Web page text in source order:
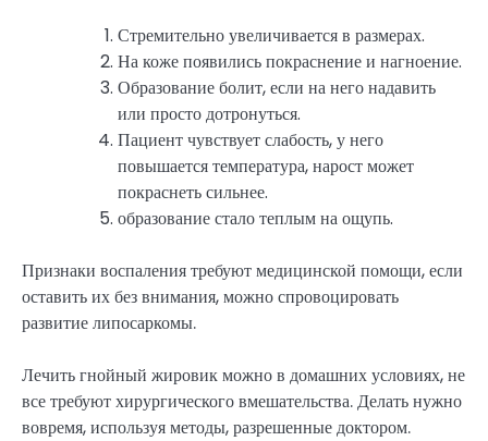
Стремительно увеличивается в размерах.
На коже появились покраснение и нагноение.
Образование болит, если на него надавить
или просто дотронуться.
Пациент чувствует слабость, у него
повышается температура, нарост может
покраснеть сильнее.
образование стало теплым на ощупь.
Признаки воспаления требуют медицинской помощи, если
оставить их без внимания, можно спровоцировать
развитие липосаркомы.
Лечить гнойный жировик можно в домашних условиях, не
все требуют хирургического вмешательства. Делать нужно
вовремя, используя методы, разрешенные доктором.